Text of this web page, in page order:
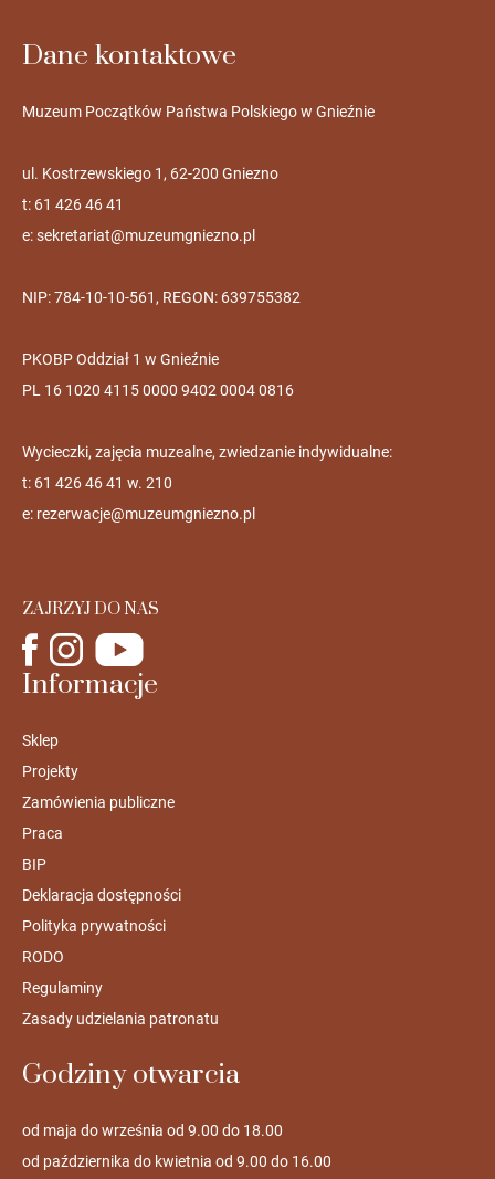
Dane kontaktowe
Muzeum Początków Państwa Polskiego w Gnieźnie
ul. Kostrzewskiego 1, 62-200 Gniezno
t: 61 426 46 41
e:sekretariat@muzeumgniezno.pl
NIP: 784-10-10-561, REGON: 639755382
PKOBP Oddział 1 w Gnieźnie
PL 16 1020 4115 0000 9402 0004 0816
Wycieczki, zajęcia muzealne, zwiedzanie indywidualne:
t: 61 426 46 41 w. 210
e: rezerwacje@muzeumgniezno.pl
ZAJRZYJ DO NAS
Informacje
Sklep
Projekty
Zamówienia publiczne
Praca
BIP
Deklaracja dostępności
Polityka prywatności
RODO
Regulaminy
Zasady udzielania patronatu
Godziny otwarcia
od maja do września od 9.00 do 18.00
od października do kwietnia od 9.00 do 16.00